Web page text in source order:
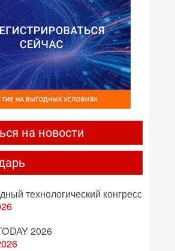
на новости
технологический конгресс
2026